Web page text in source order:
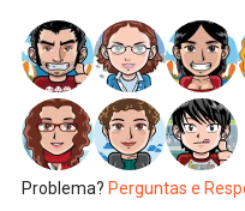
Problema? Perguntas e